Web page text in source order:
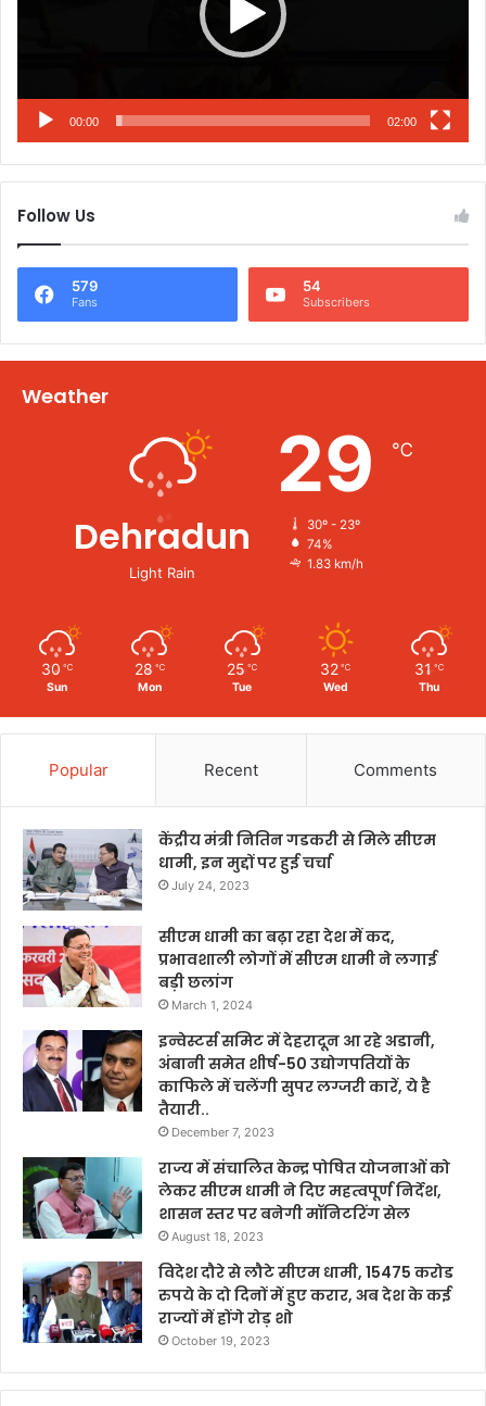
00:00 02:00
Follow Us
579
Fans
54
Subscribers
Weather
Dehradun
Light Rain
29 ℃
30º - 23º
74%
1.83 km/h
30 ℃
Sun
28 ℃
Mon
25 ℃
Tue
32 ℃
Wed
31 ℃
Thu
Popular Recent Comments
केंद्रीय मंत्री नितिन गडकरी से मिले सीएम
धामी, इन मुद्दों पर हुई चर्चा
July 24, 2023
सीएम धामी का बढ़ा रहा देश में कद,
प्रभावशाली लोगों में सीएम धामी ने लगाई
बड़ी छलांग
March 1, 2024
इन्वेस्टर्स समिट में देहरादून आ रहे अडानी,
अंबानी समेत शीर्ष-50 उद्योगपतियों के
काफिले में चलेंगी सुपर लग्जरी कारें, ये है
तैयारी..
December 7, 2023
राज्य में संचालित केन्द्र पोषित योजनाओं को
लेकर सीएम धामी ने दिए महत्वपूर्ण निर्देश,
शासन स्तर पर बनेगी मॉनिटरिंग सेल
August 18, 2023
विदेश दौरे से लौटे सीएम धामी, 15475 करोड
रुपये के दो दिनों में हुए करार, अब देश के कई
राज्यों में होंगे रोड़ शो
October 19, 2023